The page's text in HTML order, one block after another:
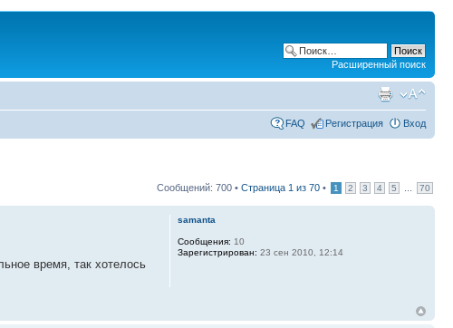
Расширенный поиск
FAQ Регистрация Вход
Сообщений: 700 • Страница 1 из 70 • 1 2 3 4 5 70
время, так хотелось
samanta
Сообщения: 10
Зарегистрирован: 23 сен 2010, 12:14